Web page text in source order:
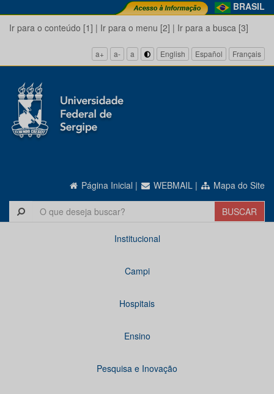
BRASIL
Ir para o conteúdo [1] | Ir para o menu [2] | Ir para a busca [3]
a+ a- a English Español Français
Página Inicial | WEBMAIL | Mapa do Site
Institucional
Campi
Hospitais
Ensino
Pesquisa e Inovação